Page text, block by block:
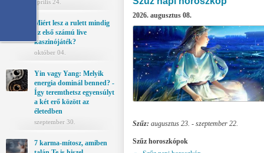
április 24.
Miért lesz a rulett mindig
az első számú live
kaszinójáték?
október 04.
Yin vagy Yang: Melyik
energia dominál benned? -
Így teremthetsz egyensúlyt
a két erő között az
életedben
szeptember 30.
7 karma-mítosz, amiben
2026. augusztus 08.
Szűz: augusztus 23. - szeptember 22.
Szűz horoszkópok